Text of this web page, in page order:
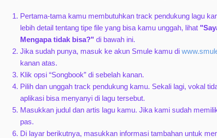
Pertama-tama kamu membutuhkan track pendukung lagu
lebih detail tentang tipe file yang bisa kamu unggah, lihat
Mengapa tidak bisa?" di bawah ini.
Jika sudah punya, masuk ke akun Smule kamu di
kanan atas.
Klik opsi “Songbook” di sebelah kanan.
Pilih dan unggah track pendukung kamu. Sekali lagi, vokal
aplikasi bisa menyanyi di lagu tersebut.
Masukkan judul dan artis lagu kamu. Jika kami sudah
pas.
Di layar berikutnya, masukkan informasi tambahan untuk